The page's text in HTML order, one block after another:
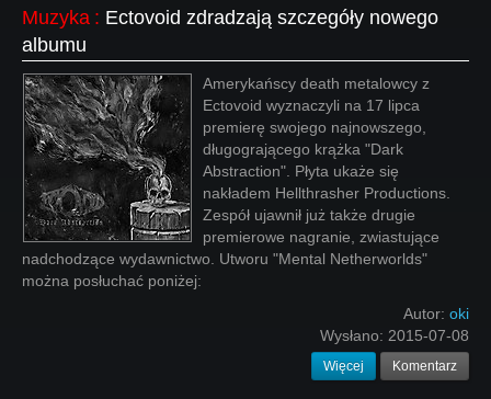
Muzyka : Ectovoid zdradzają szczegóły nowego
albumu
Amerykańscy death metalowcy z
Ectovoid wyznaczyli na 17 lipca
premierę swojego najnowszego,
długogrającego krążka "Dark
Abstraction". Płyta ukaże się
nakładem Hellthrasher Productions.
Zespół ujawnił już także drugie
premierowe nagranie, zwiastujące
nadchodzące wydawnictwo. Utworu "Mental Netherworlds"
można posłuchać poniżej:
Autor: oki
Wysłano: 2015-07-08
Więcej Komentarz